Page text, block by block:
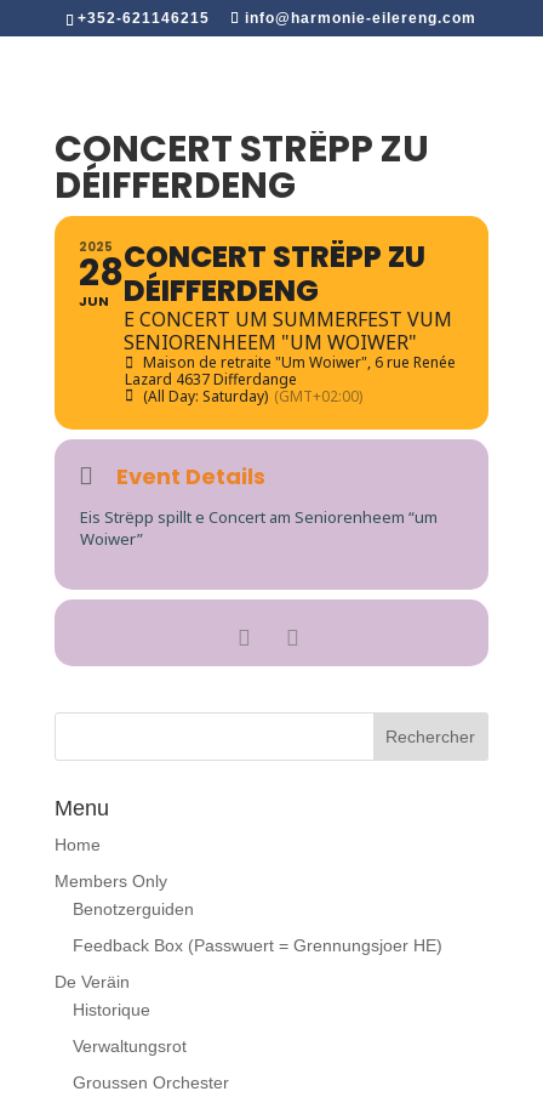
+352-621146215 info@harmonie-eilereng.com
CONCERT STRËPP ZU
DÉIFFERDENG
2025
28
JUN
CONCERT STRËPP ZU
DÉIFFERDENG
E CONCERT UM SUMMERFEST VUM
SENIORENHEEM "UM WOIWER"
Maison de retraite "Um Woiwer", 6 rue Renée
Lazard 4637 Differdange
(All Day: Saturday) (GMT+02:00)
Event Details
Eis Strëpp spillt e Concert am Seniorenheem “um
Woiwer”
Menu
Home
Members Only
Benotzerguiden
Feedback Box (Passwuert = Grennungsjoer HE)
De Veräin
Historique
Verwaltungsrot
Groussen Orchester